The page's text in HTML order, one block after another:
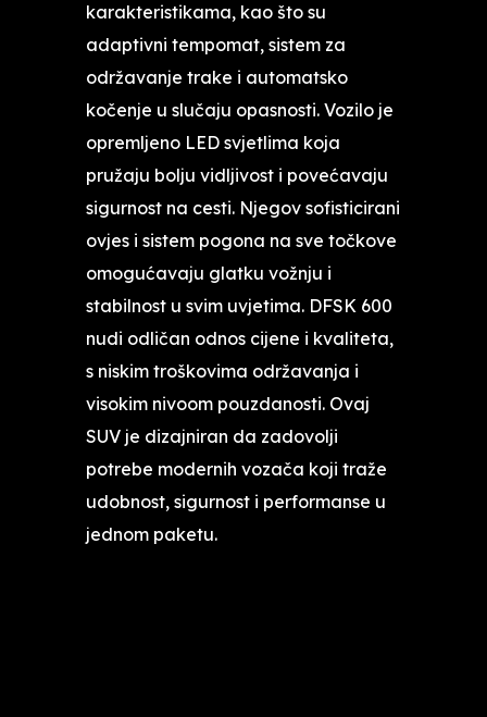
karakteristikama, kao što su
adaptivni tempomat, sistem za
održavanje trake i automatsko
kočenje u slučaju opasnosti. Vozilo je
opremljeno LED svjetlima koja
pružaju bolju vidljivost i povećavaju
sigurnost na cesti. Njegov sofisticirani
ovjes i sistem pogona na sve točkove
omogućavaju glatku vožnju i
stabilnost u svim uvjetima. DFSK 600
nudi odličan odnos cijene i kvaliteta,
s niskim troškovima održavanja i
visokim nivoom pouzdanosti. Ovaj
SUV je dizajniran da zadovolji
potrebe modernih vozača koji traže
udobnost, sigurnost i performanse u
jednom paketu.